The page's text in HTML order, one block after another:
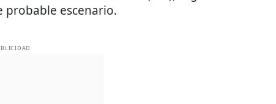
probable escenario.